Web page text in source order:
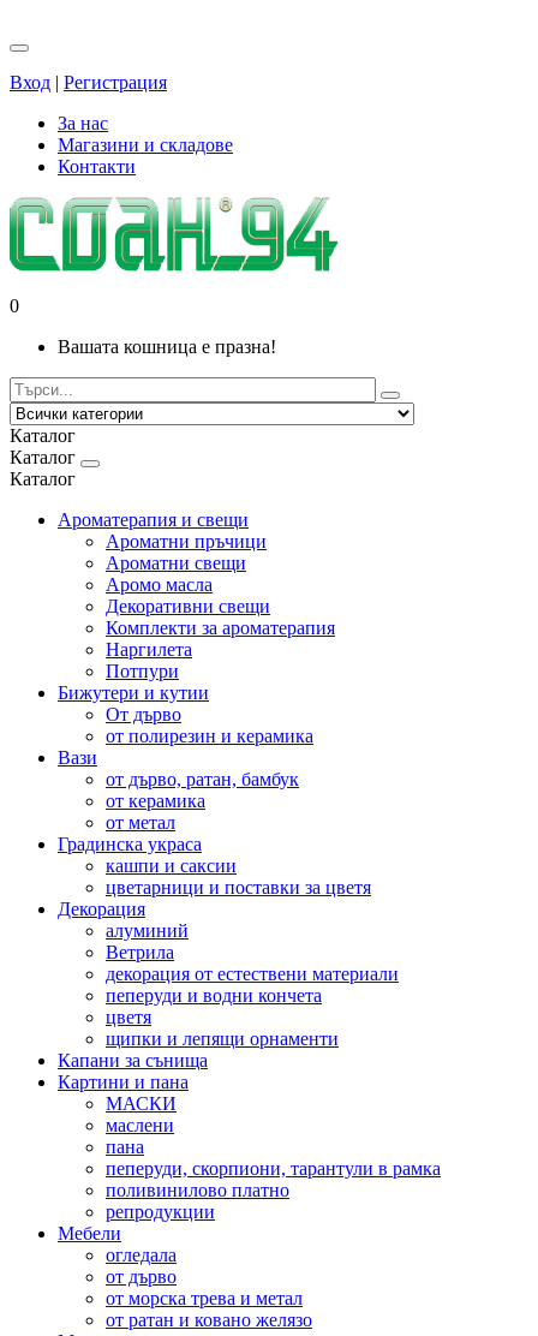
Вход | Регистрация
За нас
Магазини и складове
Контакти
0
Вашата кошница е празна!
Каталог
Каталог
Каталог
Ароматерапия и свещи
Ароматни пръчици
Ароматни свещи
Аромо масла
Декоративни свещи
Комплекти за ароматерапия
Наргилета
Потпури
Бижутери и кутии
От дърво
от полирезин и керамика
Вази
от дърво, ратан, бамбук
от керамика
от метал
Градинска украса
кашпи и саксии
цветарници и поставки за цветя
Декорация
алуминий
Ветрила
декорация от естествени материали
пеперуди и водни кончета
цветя
щипки и лепящи орнаменти
Капани за сънища
Картини и пана
МАСКИ
маслени
пана
пеперуди, скорпиони, тарантули в рамка
поливинилово платно
репродукции
Мебели
огледала
от дърво
от морска трева и метал
от ратан и ковано желязо